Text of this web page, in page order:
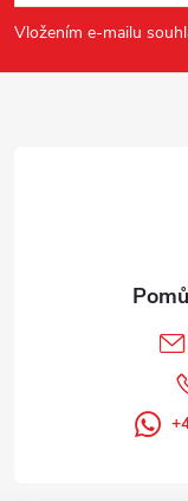
p
a
Vložením e-mailu